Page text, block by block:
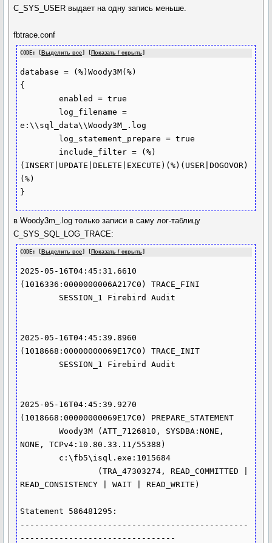
C_SYS_USER выдает на одну запись меньше.
fbtrace.conf
CODE: [ Выделить все] [ Показать / скрыть ]
database = (%)Woody3M(%)
{
	enabled = true
e:\\sql_data\\Woody3M_.log
(INSERT|UPDATE|DELETE|EXECUTE)(%)(USER|DOGOVOR)
(%)
в Woody3m_.log только записи в саму лог-таблицу
C_SYS_SQL_LOG_TRACE:
CODE: [ Выделить все Показать / скрыть
2025-05-16T04:45:31.6610
(1016336:0000000006A217C0) TRACE_FINI
2025-05-16T04:45:39.8960
(1018668:00000000069E17C0) TRACE_INIT
2025-05-16T04:45:39.9270
(1018668:00000000069E17C0) PREPARE_STATEMENT
	Woody3M (ATT_7126810, SYSDBA:NONE,
NONE, TCPv4:10.80.33.11/55388)
READ_CONSISTENCY | WAIT | READ_WRITE)
Statement 586481295:
-----------------------------------------------
--------------------------------